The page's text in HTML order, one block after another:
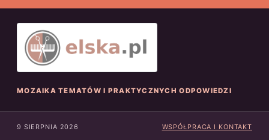
MOZAIKA TEMATÓW I PRAKTYCZNYCH ODPOWIEDZI
9 SIERPNIA 2026 WSPÓŁPRACA I KONTAKT